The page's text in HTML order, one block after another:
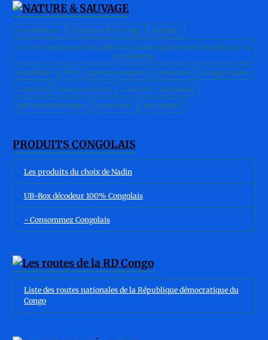
coronavirus Kinshasa RD Congo
budgets
un ver marin pourrait aider les patients gravement touchés par le
coronavirus
pandémie
FMI groupe sanguin économie
lavage mains
Covid-19
vaccin covid-19
Covid-19 : L'arénicole
gel hydroalcoolique
provinces test positif
PRODUITS CONGOLAIS
Les produits du choix de Nadin
UB-Box décodeur 100% Congolais
- Consommez Congolais
Liste des routes nationales de la République démocratique du
Congo